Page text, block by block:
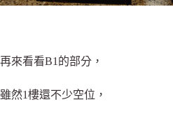
再來看看B1的部分，
雖然1樓還不少空位，